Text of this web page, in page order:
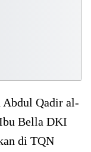
Abdul Qadir al-
Bella DKI
di TQN